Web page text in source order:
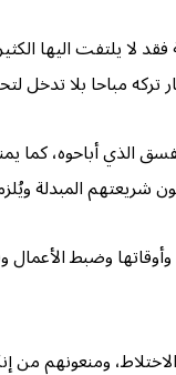
لا يلتفت اليها
مباحا بلا تدخل
أباحوه، كما
شريعتهم المبدلة
وضبط الأعمال
ومنعونهم من